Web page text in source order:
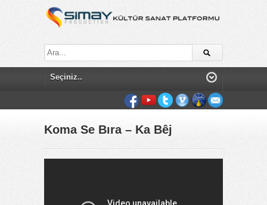
Koma Se Bıra – Ka Bêj